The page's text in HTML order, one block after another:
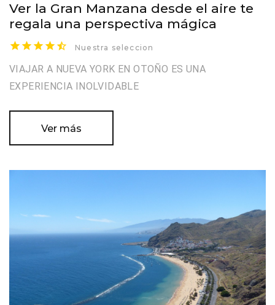
Ver la Gran Manzana desde el aire te
regala una perspectiva mágica
Nuestra seleccion
VIAJAR A NUEVA YORK EN OTOÑO ES UNA
EXPERIENCIA INOLVIDABLE
Ver más